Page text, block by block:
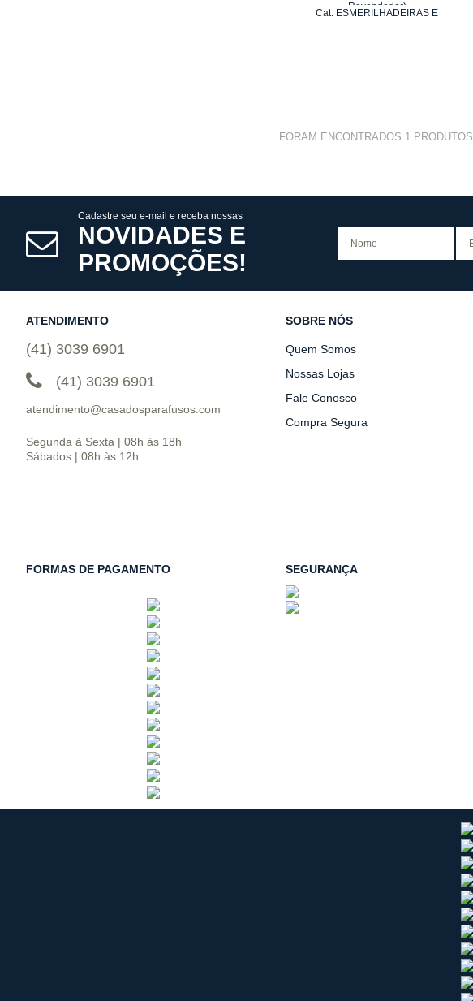
Revendedor)
Cat: ESMERILHADEIRAS E
FORAM ENCONTRADOS 1PRODUTOS
Cadastre seu e-mail e receba nossas
NOVIDADES E
PROMOÇÕES!
ATENDIMENTO
(41) 3039 6901
(41) 3039 6901
atendimento@casadosparafusos.com
Segunda à Sexta | 08h às 18h
Sábados | 08h às 12h
SOBRE NÓS
Quem Somos
Nossas Lojas
Fale Conosco
Compra Segura
FORMAS DE PAGAMENTO SEGURANÇA